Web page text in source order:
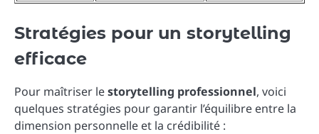
Stratégies pour un storytelling
efficace
Pour maîtriser lestorytelling professionnel, voici
quelques stratégies pour garantir l’équilibre entre la
dimension personnelle et la crédibilité :